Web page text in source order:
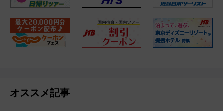
オススメ記事